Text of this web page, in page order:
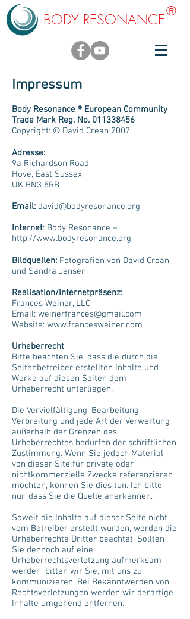
BODY RESONANCE®
Impressum
Body Resonance ® European Community
Trade Mark Reg. No. 011338456
Copyright: © David Crean 2007
Adresse:
9a Richardson Road
Hove, East Sussex
UK BN3 5RB
Email: david@bodyresonance.org
Internet: Body Resonance –
http://www.bodyresonance.org
Bildquellen: Fotografien von David Crean
und Sandra Jensen
Realisation/Internetpräsenz:
Frances Weiner, LLC
Email: weinerfrances@gmail.com
Website: www.francesweiner.com
Urheberrecht
Bitte beachten Sie, dass die durch die
Seitenbetreiber erstellten Inhalte und
Werke auf diesen Seiten dem
Urheberrecht unterliegen.
Die Vervielfältigung, Bearbeitung,
Verbreitung und jede Art der Verwertung
außerhalb der Grenzen des
Urheberrechtes bedürfen der schriftlichen
Zustimmung. Wenn Sie jedoch Material
von dieser Site für private oder
nichtkommerzielle Zwecke referenzieren
möchten, können Sie dies tun. Ich bitte
nur, dass Sie die Quelle anerkennen.
Soweit die Inhalte auf dieser Seite nicht
vom Betreiber erstellt wurden, werden die
Urheberrechte Dritter beachtet. Sollten
Sie dennoch auf eine
Urheberrechtsverletzung aufmerksam
werden, bitten wir Sie, mit uns zu
kommunizieren. Bei Bekanntwerden von
Rechtsverletzungen werden wir derartige
Inhalte umgehend entfernen.